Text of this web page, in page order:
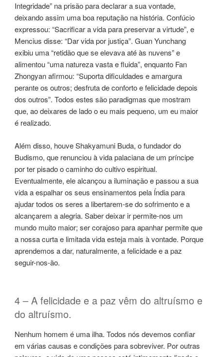
Integridade” na prisão para declarar a sua vontade,
deixando assim uma boa reputação na história. Confúcio
expressou: “Sacrificar a vida para preservar a virtude”, e
Mencius disse: “Dar vida por justiça”. Guan Yunchang
exibiu uma “retidão que se elevava até às nuvens” e
alimentou “uma natureza vasta e fluida”, enquanto Fan
Zhongyan afirmou: “Suporta dificuldades e amargura
perante os outros; desfruta de conforto e felicidade depois
dos outros”. Todos estes são paradigmas que mostram
que, ao deixares de lado o eu mais pequeno, um eu maior
é realizado.
Além disso, houve Shakyamuni Buda, o fundador do
Budismo, que renunciou à vida palaciana de um príncipe
por ter pisado o caminho do cultivo espiritual.
Eventualmente, ele alcançou a iluminação e passou a sua
vida a espalhar os seus ensinamentos pela Índia para
ajudar todos os seres a libertarem-se do sofrimento e a
alcançarem a alegria. Saber deixar ir permite-nos um
mundo muito maior; ser corajoso para apanhar permite que
a nossa curta e limitada vida esteja mais à vontade. Porque
aprendemos a dar, naturalmente, a felicidade e a paz
seguir-nos-ão.
4 – A felicidade e a paz vêm do altruísmo e
do altruísmo.
Nenhum homem é uma ilha. Todos nós devemos confiar
em várias causas e condições para sobreviver. Por outras